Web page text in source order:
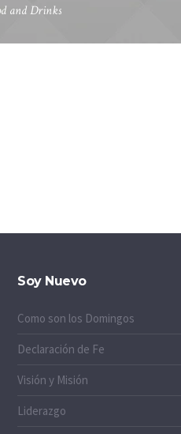
and Drinks
Soy Nuevo
Como son los Domingos
Declaración de Fe
Visión y Misión
Liderazgo